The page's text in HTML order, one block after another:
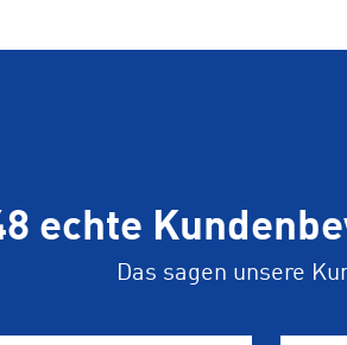
echte
Das sagen unsere